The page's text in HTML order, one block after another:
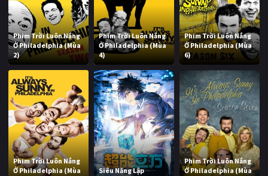
Phim Trời Luôn Nắng
Ở Philadelphia (Mùa
2)
Phim Trời Luôn Nắng
Ở Philadelphia (Mùa
4)
Phim Trời Luôn Nắng
Ở Philadelphia (Mùa
6)
Phim Trời Luôn Nắng
Ở Philadelphia (Mùa
Siêu Năng Lập
Phim Trời Luôn Nắng
Ở Philadelphia (Mùa